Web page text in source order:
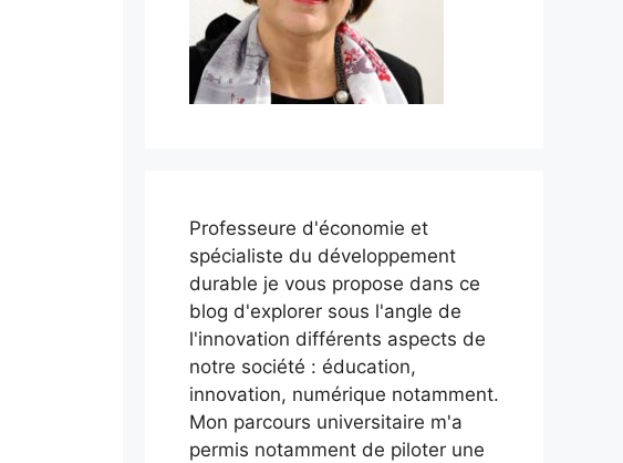
Professeure d'économie et
spécialiste du développement
durable je vous propose dans ce
blog d'explorer sous l'angle de
l'innovation différents aspects de
notre société : éducation,
innovation, numérique notamment.
Mon parcours universitaire m'a
permis notamment de piloter une